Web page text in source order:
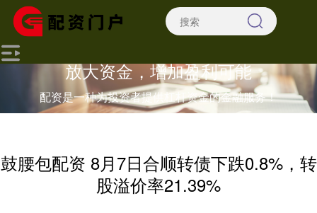
放大资金，增加盈利可能
配资是一种为投资者提供杠杆资金的金融服务！
鼓腰包配资 8月7日合顺转债下跌0.8%，转
股溢价率21.39%